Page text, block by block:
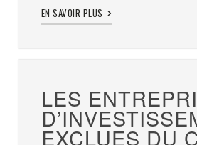
EN SAVOIR PLUS
LES
EXCLUES DU